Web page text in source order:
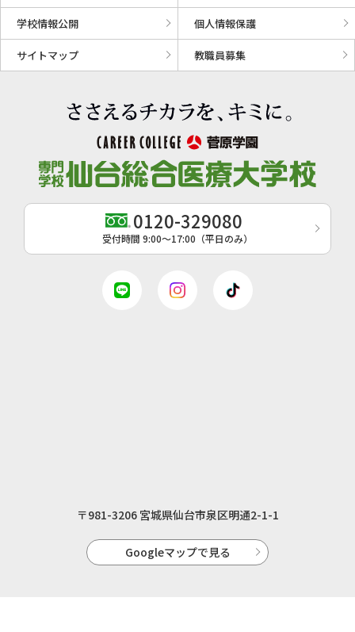
学校情報公開 個人情報保護
サイトマップ 教職員募集
0120-329080
受付時間 9:00〜17:00（平日のみ）
〒981-3206 宮城県仙台市泉区明通2-1-1
Googleマップで見る